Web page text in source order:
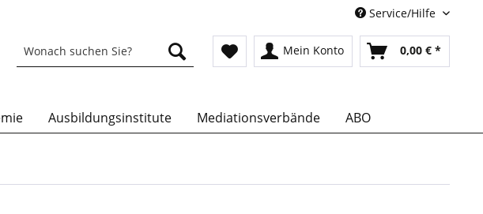
Service/Hilfe
Mein Konto 0,00 € *
Ausbildungsinstitute Mediationsverbände ABO